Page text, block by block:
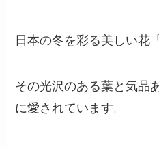
日本の冬を彩る美しい花
その光沢のある葉と気品
に愛されています。